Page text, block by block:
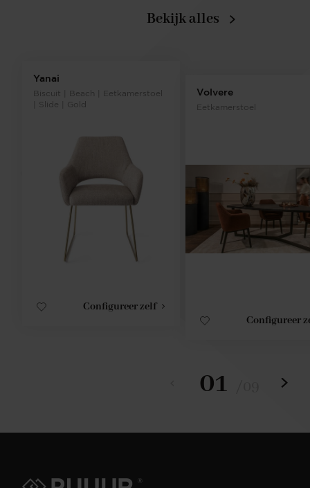
Yanai
Biscuit | Beach | Eetkamerstoel
| Slide | Gold
Configureer zelf
Volvere
Eetkamerstoel
Configureer
Bekijk alles
01